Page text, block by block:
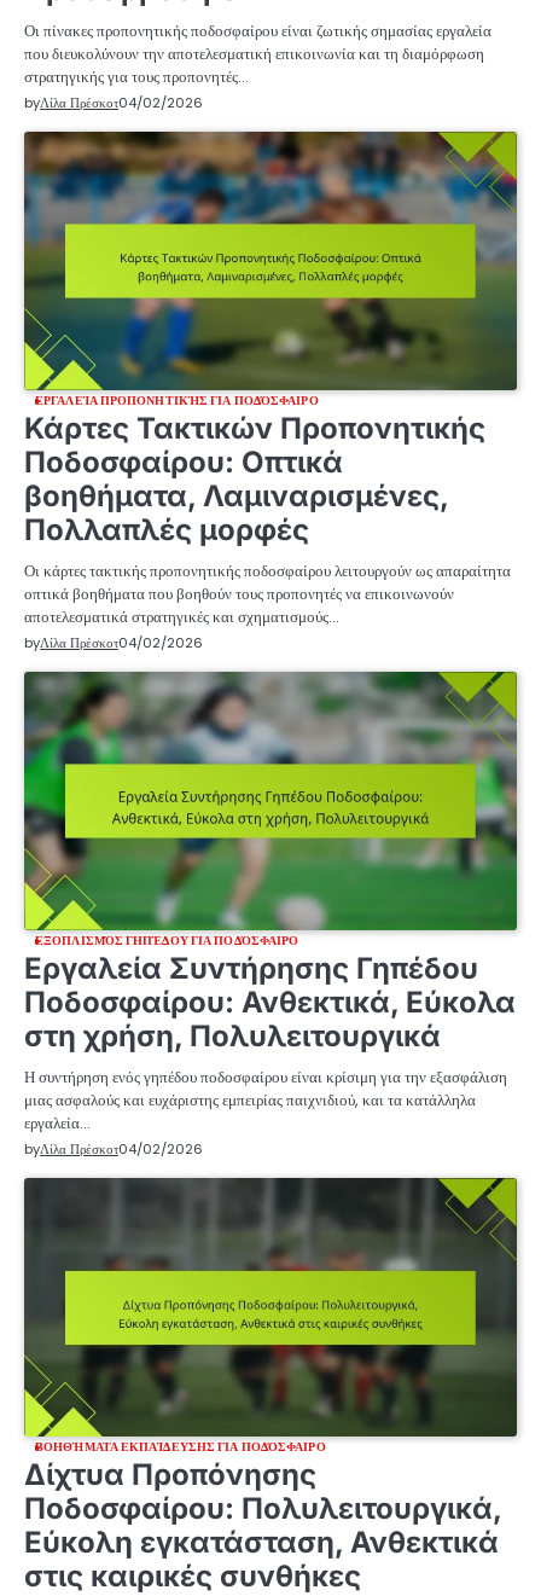
Οι πίνακες προπονητικής ποδοσφαίρου είναι ζωτικής σημασίας εργαλεία
που διευκολύνουν την αποτελεσματική επικοινωνία και τη διαμόρφωση
στρατηγικής για τους προπονητές…
byΛίλα Πρέσκοτ04/02/2026
ΕΡΓΑΛΕΊΑ ΠΡΟΠΟΝΗΤΙΚΉΣ ΓΙΑ ΠΟΔΌΣΦΑΙΡΟ
Κάρτες Τακτικών Προπονητικής
Ποδοσφαίρου: Οπτικά
βοηθήματα, Λαμιναρισμένες,
Πολλαπλές μορφές
Οι κάρτες τακτικής προπονητικής ποδοσφαίρου λειτουργούν ως απαραίτητα
οπτικά βοηθήματα που βοηθούν τους προπονητές να επικοινωνούν
αποτελεσματικά στρατηγικές και σχηματισμούς…
byΛίλα Πρέσκοτ04/02/2026
ΕΞΟΠΛΙΣΜΌΣ ΓΗΠΈΔΟΥ ΓΙΑ ΠΟΔΌΣΦΑΙΡΟ
Εργαλεία Συντήρησης Γηπέδου
Ποδοσφαίρου: Ανθεκτικά, Εύκολα
στη χρήση, Πολυλειτουργικά
Η συντήρηση ενός γηπέδου ποδοσφαίρου είναι κρίσιμη για την εξασφάλιση
μιας ασφαλούς και ευχάριστης εμπειρίας παιχνιδιού, και τα κατάλληλα
εργαλεία…
byΛίλα Πρέσκοτ04/02/2026
ΒΟΗΘΉΜΑΤΑ ΕΚΠΑΊΔΕΥΣΗΣ ΓΙΑ ΠΟΔΌΣΦΑΙΡΟ
Δίχτυα Προπόνησης
Ποδοσφαίρου: Πολυλειτουργικά,
Εύκολη εγκατάσταση, Ανθεκτικά
στις καιρικές συνθήκες